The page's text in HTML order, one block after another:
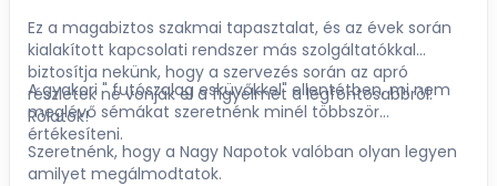
Ez a magabiztos szakmai tapasztalat, és az évek során
kialakított kapcsolati rendszer más szolgáltatókkal
biztosítja nekünk, hogy a szervezés során az apró
részletek ne vonják el a figyelmet a legfontosabbról:
Rólatok!
A gyakori " futószalag esküvőkkel" ellentétben, mi nem
meglévő sémákat szeretnénk minél többször
értékesíteni.
Szeretnénk, hogy a Nagy Napotok valóban olyan legyen
amilyet megálmodtatok.